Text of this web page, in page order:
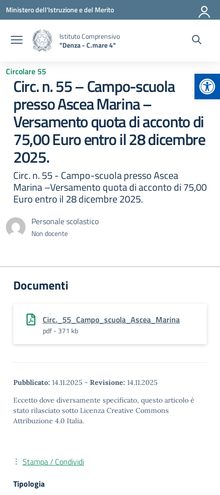
Vai ai contenuti
Vai al menu di navigazione
Vai al footer
Ministero dell'Istruzione e del Merito
Istituto Comprensivo
"Denza - C.mare 4"
Circolare 55
Circ. n. 55 – Campo-scuola
presso Ascea Marina –
Versamento quota di acconto di
75,00 Euro entro il 28 dicembre
2025.
Circ. n. 55 - Campo-scuola presso Ascea
Marina –Versamento quota di acconto di 75,00
Euro entro il 28 dicembre 2025.
Personale scolastico
Non docente
Documenti
Circ._55_Campo_scuola_Ascea_Marina
pdf - 371 kb
Pubblicato: 14.11.2025 - Revisione: 14.11.2025
Eccetto dove diversamente specificato, questo articolo è
stato rilasciato sotto Licenza Creative Commons
Attribuzione 4.0 Italia.
Stampa / Condividi
Tipologia